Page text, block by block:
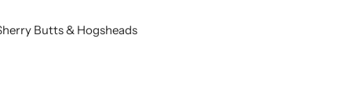
Butts & Hogsheads